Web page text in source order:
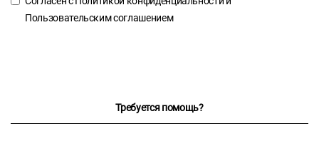
Пользовательским соглашением
Требуется помощь?